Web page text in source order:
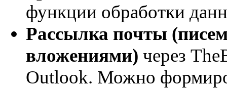
функции обработки
Рассылка почты
вложениями) через
Outlook. Можно